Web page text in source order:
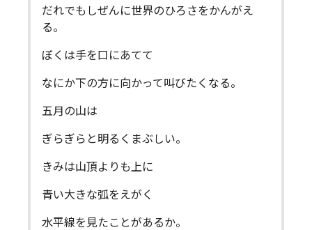
だれでもしぜんに世界のひろさをかんがえ
る。
ぼくは手を口にあてて
なにか下の方に向かって叫びたくなる。
五月の山は
ぎらぎらと明るくまぶしい。
きみは山頂よりも上に
青い大きな弧をえがく
水平線を見たことがあるか。